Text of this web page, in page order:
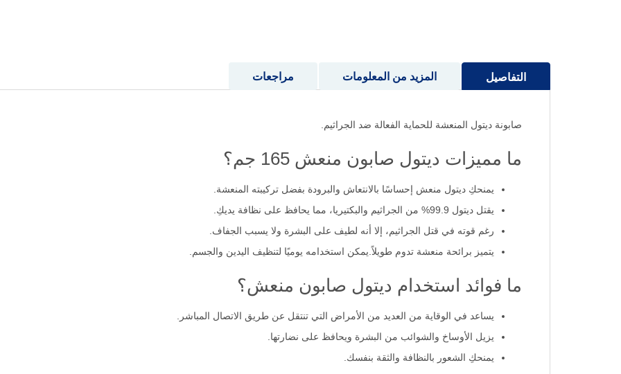
التفاصيل
صابونة ديتول المنعشة للحماية الفعالة ضد الجراثيم.
ما مميزات ديتول صابون منعش 165 جم؟
يمنحكِ ديتول منعش إحساسًا بالانتعاش والبرودة بفضل تركيبته المنعشة.
يقتل ديتول 99.9% من الجراثيم والبكتيريا، مما يحافظ على نظافة يديكِ.
رغم قوته في قتل الجراثيم، إلا أنه لطيف على البشرة ولا يسبب الجفاف.
يتميز برائحة منعشة تدوم طويلاً.يمكن استخدامه يوميًا لتنظيف اليدين والجسم.
ما فوائد استخدام ديتول صابون منعش؟
يساعد في الوقاية من العديد من الأمراض التي تنتقل عن طريق الاتصال المباشر.
يزيل الأوساخ والشوائب من البشرة ويحافظ على نضارتها.
يمنحكِ الشعور بالنظافة والثقة بنفسك.
المزيد من المعلومات مراجعات